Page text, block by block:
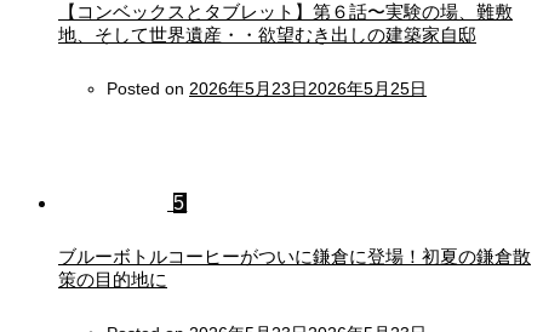
【コンベックスとタブレット】第６話〜実験の場、難敷
地、そして世界遺産・・欲望むき出しの建築家自邸
Posted on 2026年5月23日2026年5月25日
5
ブルーボトルコーヒーがついに鎌倉に登場！初夏の鎌倉散
策の目的地に